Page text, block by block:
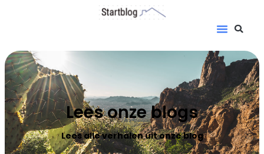
Lees onze blogs
Lees alle verhalen uit onze blog